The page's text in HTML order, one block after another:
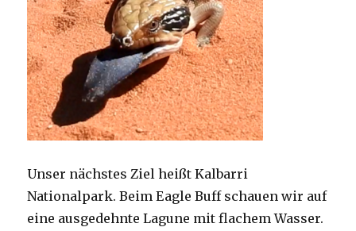
Unser nächstes Ziel heißt Kalbarri
Nationalpark. Beim Eagle Buff schauen wir auf
eine ausgedehnte Lagune mit flachem Wasser.